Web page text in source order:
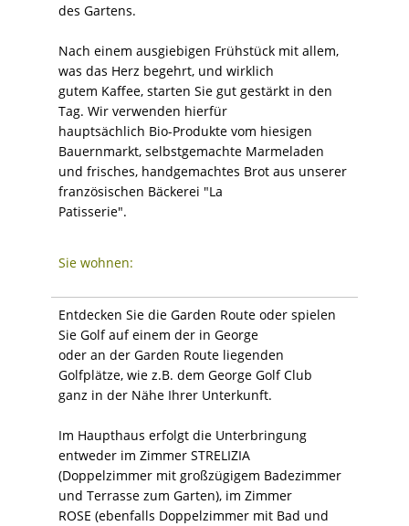
des Gartens.
Nach einem ausgiebigen Frühstück mit allem,
was das Herz begehrt, und wirklich
gutem Kaffee, starten Sie gut gestärkt in den
Tag. Wir verwenden hierfür
hauptsächlich Bio-Produkte vom hiesigen
Bauernmarkt, selbstgemachte Marmeladen
und frisches, handgemachtes Brot aus unserer
französischen Bäckerei "La
Patisserie".
Sie wohnen:
Entdecken Sie die Garden Route oder spielen
Sie Golf auf einem der in George
oder an der Garden Route liegenden
Golfplätze, wie z.B. dem George Golf Club
ganz in der Nähe Ihrer Unterkunft.
Im Haupthaus erfolgt die Unterbringung
entweder im Zimmer STRELIZIA
(Doppelzimmer mit großzügigem Badezimmer
und Terrasse zum Garten), im Zimmer
ROSE (ebenfalls Doppelzimmer mit Bad und